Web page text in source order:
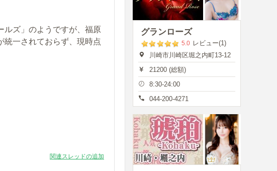
ルズ」のようですが、福原
統一されておらず、現時点
関連スレッドの追加
グランローズ
5.0 レビュー(1)
川崎市川崎区堀之内町13-12
21200 (総額)
8:30-24:00
044-200-4271